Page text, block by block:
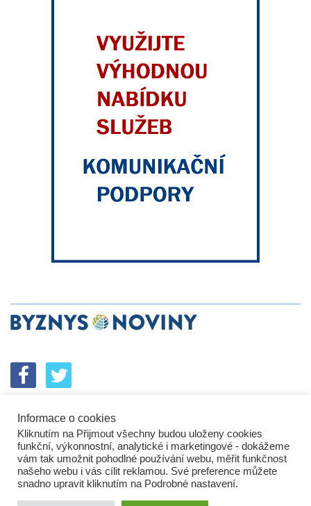
SPOLUPRÁCE PODPORA
ENERGETICKÝ SROVNÁVAČ
KORPORÁTNÍ BROUCI
PROBLÉMY FIREM
KOMUNIKAČNÍ PŘEŠLAPY
NEJHORŠÍ FIRMY
NEJLEPŠÍ FIRMY
IN&S PROJEKTY
SROVNÁVAČ
DEVELOPERSKÁ DYSTOPIE
KOMENTÁŘE
TECH&VĚDA
POLITIKA PODNIKATELSKÉ NOVINY
Informace o cookies
Kliknutím na Přijmout všechny budou uloženy cookies
funkční, výkonnostní, analytické i marketingové - dokážeme
vám tak umožnit pohodlné používání webu, měřit funkčnost
našeho webu i vás cílit reklamou. Své preference můžete
snadno upravit kliknutím na Podrobné nastavení.